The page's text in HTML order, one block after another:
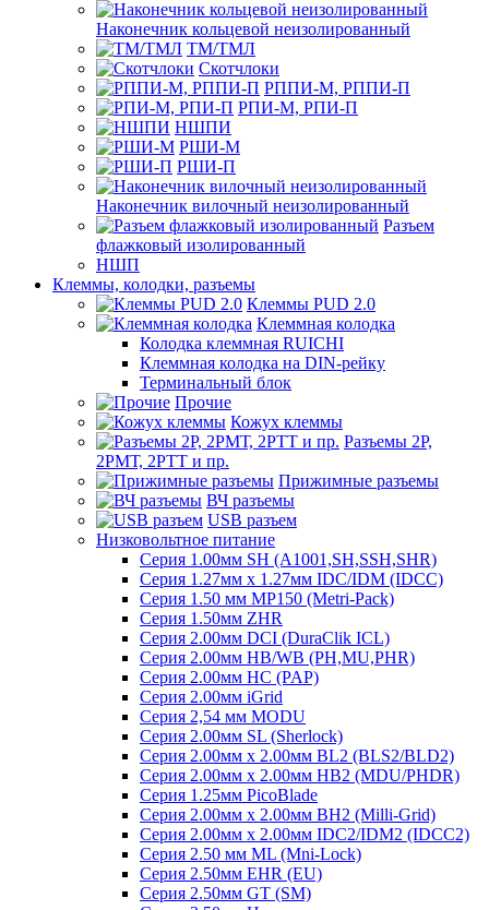
Наконечник кольцевой неизолированный
ТМ/ТМЛ
Скотчлоки
РППИ-М, РППИ-П
РПИ-М, РПИ-П
НШПИ
РШИ-М
РШИ-П
Наконечник вилочный неизолированный
Разъем
флажковый изолированный
НШП
Клеммы, колодки, разъемы
Клеммы PUD 2.0
Клеммная колодка
Колодка клеммная RUICHI
Клеммная колодка на DIN-рейку
Терминальный блок
Прочие
Кожух клеммы
Разъемы 2Р,
2РМТ, 2РТТ и пр.
Прижимные разъемы
ВЧ разъемы
USB разъем
Низковольтное питание
Серия 1.00мм SH (A1001,SH,SSH,SHR)
Серия 1.27мм x 1.27мм IDC/IDM (IDCC)
Серия 1.50 мм MP150 (Metri-Pack)
Серия 1.50мм ZHR
Серия 2.00мм DCI (DuraClik ICL)
Серия 2.00мм HB/WB (PH,MU,PHR)
Серия 2.00мм HC (PAP)
Серия 2.00мм iGrid
Серия 2,54 мм MODU
Серия 2.00мм SL (Sherlock)
Серия 2.00мм x 2.00мм BL2 (BLS2/BLD2)
Серия 2.00мм x 2.00мм HB2 (MDU/PHDR)
Серия 1.25мм PicoBlade
Серия 2.00мм х 2.00мм BH2 (Milli-Grid)
Серия 2.00мм х 2.00мм IDC2/IDM2 (IDCC2)
Серия 2.50 мм ML (Mni-Lock)
Серия 2.50мм EHR (EU)
Серия 2.50мм GT (SM)